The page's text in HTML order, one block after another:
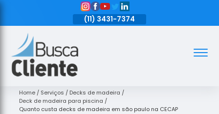
(11) 3431-7374
Assoalhos
de Madeira
Decks de
Home Serviços
Decks de madeira
Deck de madeira para piscina
Quanto custa decks de madeira em são paulo na CECAP